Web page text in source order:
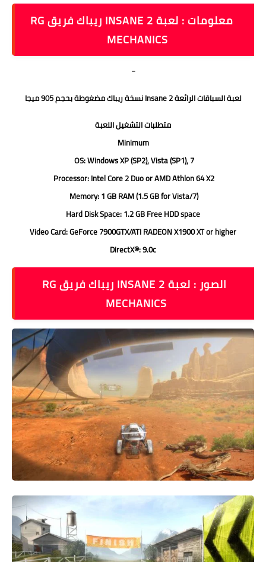
معلومات : لعبة INSANE 2 ريباك فريق RG
MECHANICS
-
لعبة السباقات الرائعة Insane 2 نسخة ريباك مضغوطة بحجم 905 ميجا
متطلبات التشغيل اللعبة
Minimum
OS: Windows XP (SP2), Vista (SP1), 7
Processor: Intel Core 2 Duo or AMD Athlon 64 X2
Memory: 1 GB RAM (1.5 GB for Vista/7)
Hard Disk Space: 1.2 GB Free HDD space
Video Card: GeForce 7900GTX/ATI RADEON X1900 XT or higher
DirectX®: 9.0c
الصور : لعبة INSANE 2 ريباك فريق RG
MECHANICS